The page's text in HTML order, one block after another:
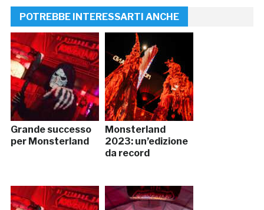
POTREBBE INTERESSARTI ANCHE
Grande successo
per Monsterland
Monsterland
2023: un’edizione
da record